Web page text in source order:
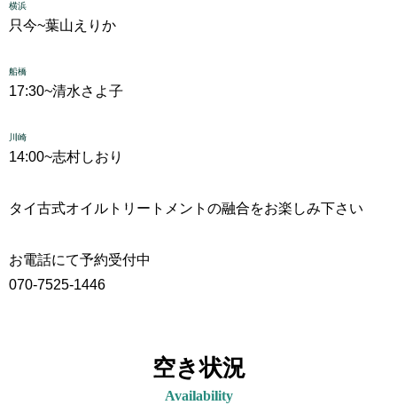
横浜
只今~葉山えりか
船橋
17:30~清水さよ子
川崎
14:00~志村しおり
タイ古式オイルトリートメントの融合をお楽しみ下さい
お電話にて予約受付中
070-7525-1446
空き状況
Availability